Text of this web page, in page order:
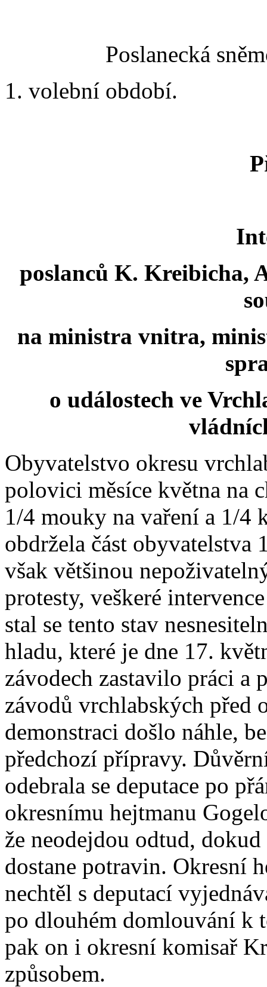
Poslanecká
1. volební období.
poslanců K. Kreibicha,
na ministra vnitra,
o událostech ve
Obyvatelstvo okresu
polovici měsíce května na
1/4 mouky na vaření a 1/4
obdržela část obyvatelstva
však většinou
protesty, veškeré
stal se tento stav
hladu, které je dne 17.
závodech zastavilo práci
závodů vrchlabských před
demonstraci došlo náhle,
předchozí přípravy.
odebrala se deputace po
okresnímu hejtmanu
že neodejdou odtud,
dostane potravin. Okresní
nechtěl s deputací
po dlouhém domlouvání k
pak on i okresní komisař
způsobem.